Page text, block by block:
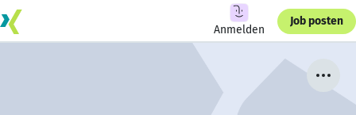
Anmelden
Job posten